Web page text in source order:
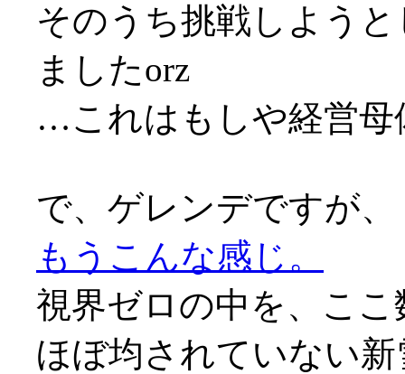
そのうち挑戦しよう
ましたorz
…これはもしや経営母
で、ゲレンデですが、
もうこんな感じ。
視界ゼロの中を、こ
ほぼ均されていない